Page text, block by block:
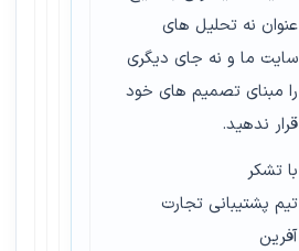
عنوان نه تحلیل های
سایت ما و نه جای دیگری
را مبنای تصمیم های خود
قرار ندهید.
با تشکر
تیم پشتیبانی تجارت
آفرین